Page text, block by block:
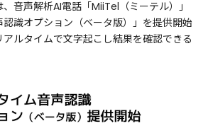
音声解析AI電話「MiiTel（ミーテル）」
識オプション（ベータ版）」を提供開始
ルタイムで文字起こし結果を確認できる